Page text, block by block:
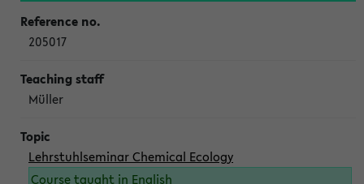
205017
Müller
Lehrstuhlseminar Chemical Ecology
Course taught in English